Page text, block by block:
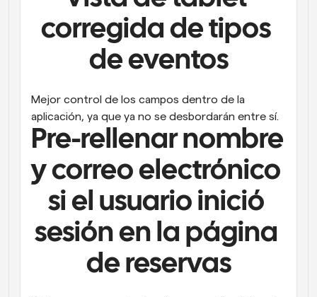
corregida de tipos
de eventos
Mejor control de los campos dentro de la
aplicación, ya que ya no se desbordarán entre sí.
Pre-rellenar nombre
y correo electrónico
si el usuario inició
sesión en la página
de reservas